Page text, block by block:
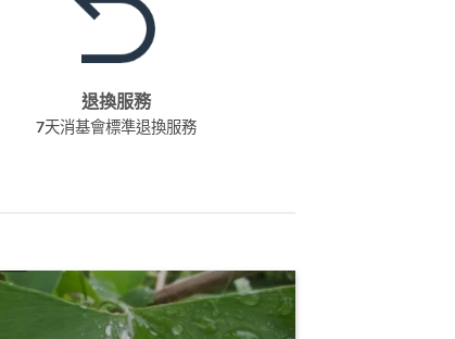
退換服務
7天消基會標準退換服務